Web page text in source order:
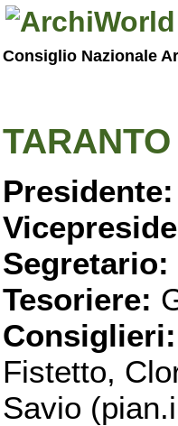
Consiglio Nazionale
TARANTO
Presidente:
Segretario:
Tesoriere:
Consiglieri:
Fistetto,
Savio